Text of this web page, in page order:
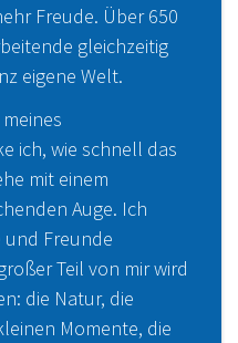
Freude. Über 650
gleichzeitig
eigene Welt.
ich, wie schnell das
mit einem
Auge. Ich
und Freunde
Teil von mir wird
die Natur, die
Momente, die